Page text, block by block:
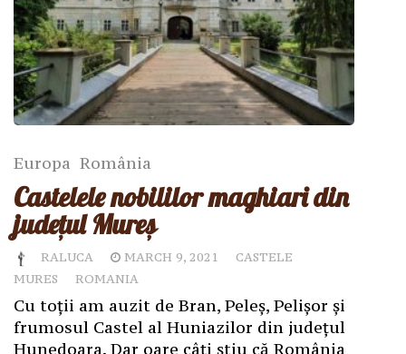
Europa România
Castelele nobililor maghiari din
județul Mureș
RALUCA MARCH 9, 2021
CASTELE
MURES
ROMANIA
Cu toții am auzit de Bran, Peleș, Pelișor și
frumosul Castel al Huniazilor din județul
Hunedoara. Dar oare câți știu că România